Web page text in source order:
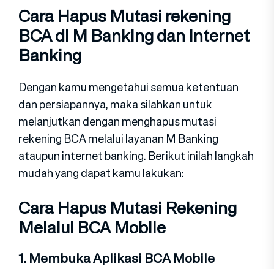
Cara Hapus Mutasi rekening
BCA di M Banking dan Internet
Banking
Dengan kamu mengetahui semua ketentuan
dan persiapannya, maka silahkan untuk
melanjutkan dengan menghapus mutasi
rekening BCA melalui layanan M Banking
ataupun internet banking. Berikut inilah langkah
mudah yang dapat kamu lakukan:
Cara Hapus Mutasi Rekening
Melalui BCA Mobile
1. Membuka Aplikasi BCA Mobile